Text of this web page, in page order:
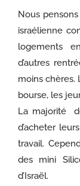
Nous
israélienne
logements
d’autres
moins chères.
bourse, les
La majorité
d’acheter
travail.
des mini
d’Israël.